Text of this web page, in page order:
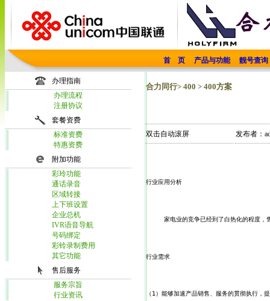
首 页 产品与功能 靓号查询
办理指南
办理流程
注册协议
套餐资费
标准资费
特惠资费
附加功能
彩玲功能
通话录音
区域转接
上下班设置
企业总机
IVR语音导航
号码绑定
彩铃录制费用
其它功能
售后服务
服务宗旨
行业资讯
合力同行> 400 > 400方案
双击自动滚屏 发布者：
行业应用分析
家电业的竞争已经到了白热化的程度，售
行业需求
（1）能够加速产品销售、服务的贯彻执行，